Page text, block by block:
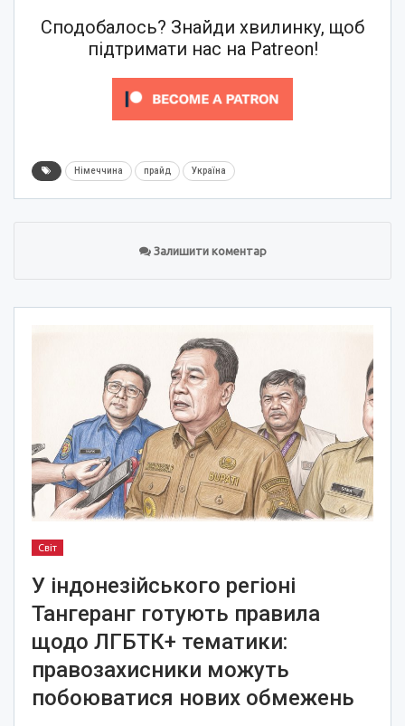
Сподобалось? Знайди хвилинку, щоб
підтримати нас на Patreon!
Німеччина прайд Україна
Залишити коментар
Світ
У індонезійського регіоні
Тангеранг готують правила
щодо ЛГБТК+ тематики:
правозахисники можуть
побоюватися нових обмежень